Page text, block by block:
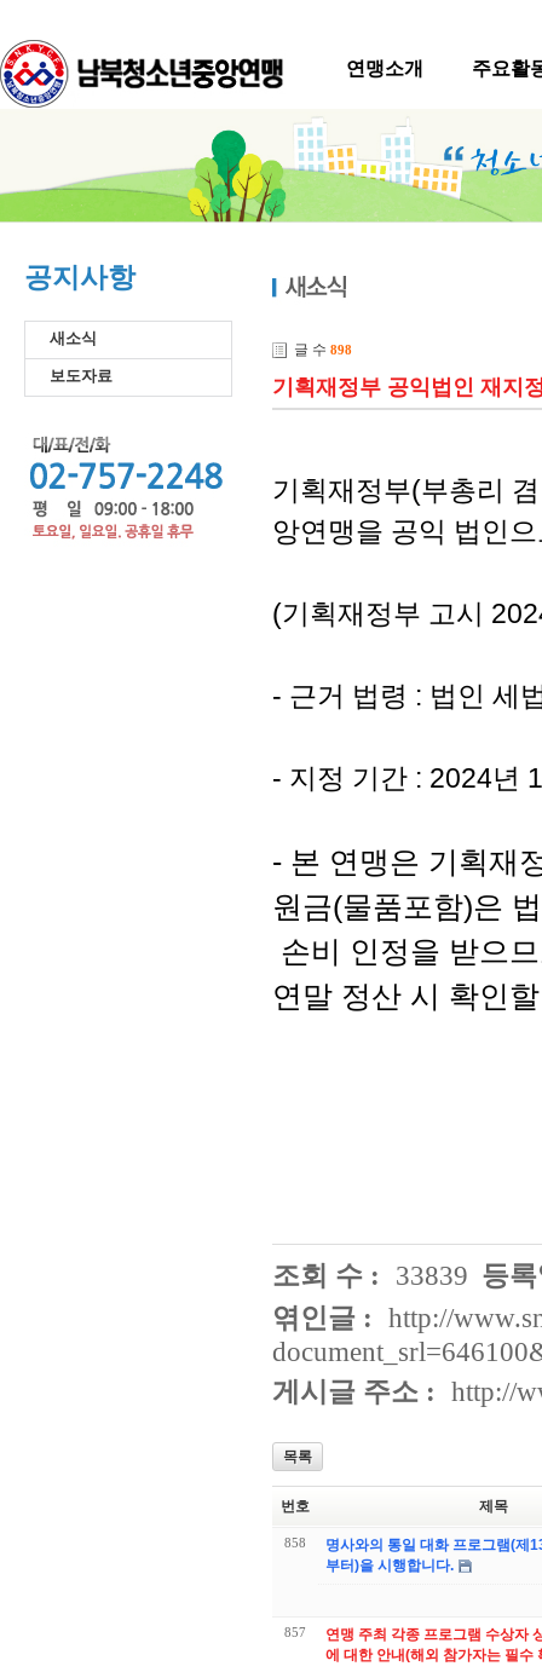
연맹소개 주요활
공지사항
새소식
보도자료
글 수 898
기획재정부 공익법인 재지
기획재정부(부총리
앙연맹을 공익 법인
(기획재정부 고시
- 근거 법령 : 법인 세
- 지정 기간 : 2024년
- 본 연맹은 기획재
원금(물품포함)은
손비 인정을 받으
연말 정산 시 확인
조회 수 : 33839 등
엮인글 : http://
게시글 주소 : http://
목록
번호 제목
858
명사와의 통일 대화 프로그램(제
부터)을 시행합니다.
857
연맹 주최 각종 프로그램 수상자
에 대한 안내(해외 참가자는 필수